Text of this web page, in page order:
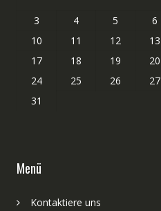
3
4 5 6
10
11 12 13
17
18 19 20
24
25 26 27
31
Menü
Kontaktiere uns